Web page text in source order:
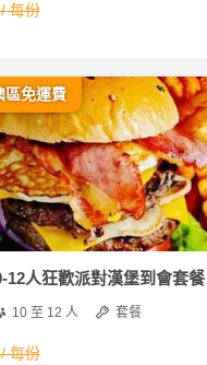
每份
區免運費
12人狂歡派對漢堡到會套餐
10 至 12 人 套餐
每份